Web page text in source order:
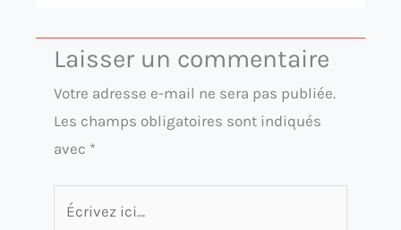
Laisser un commentaire
Votre adresse e-mail ne sera pas publiée.
Les champs obligatoires sont indiqués
avec *
Écrivez